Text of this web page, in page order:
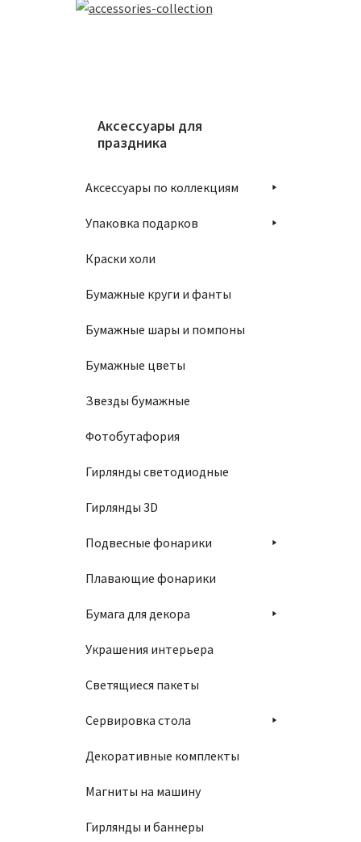
Аксессуары для
праздника
Аксессуары по коллекциям
Упаковка подарков
Краски холи
Бумажные круги и фанты
Бумажные шары и помпоны
Бумажные цветы
Звезды бумажные
Фотобутафория
Гирлянды светодиодные
Гирлянды 3D
Подвесные фонарики
Плавающие фонарики
Бумага для декора
Украшения интерьера
Светящиеся пакеты
Сервировка стола
Декоративные комплекты
Магниты на машину
Гирлянды и баннеры